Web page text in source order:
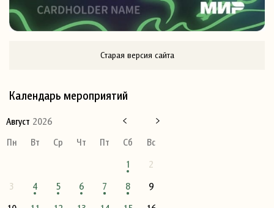
Старая версия сайта
Календарь мероприятий
Август 2026
Пн
Вт Ср Чт Пт Сб
Вс
1
2
3
4 5 6 7 8
9